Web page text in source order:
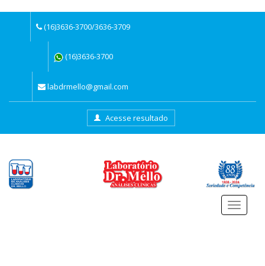
(16)3636-3700/3636-3709
(16)3636-3700
labdrmello@gmail.com
Acesse resultado
Menu